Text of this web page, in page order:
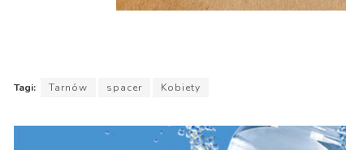
Tagi: Tarnów spacer Kobiety